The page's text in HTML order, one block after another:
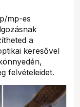
mp-es
a
keresővel
felvételeidet.